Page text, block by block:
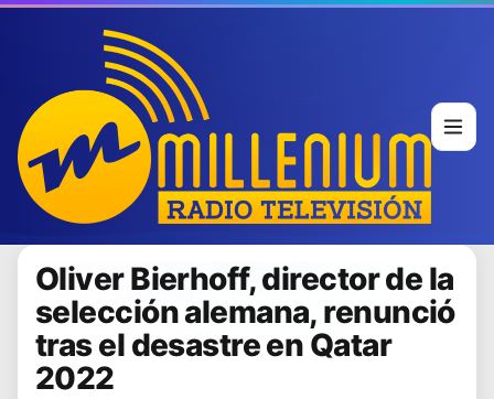
Oliver Bierhoff, director de la
selección alemana, renunció
tras el desastre en Qatar
2022